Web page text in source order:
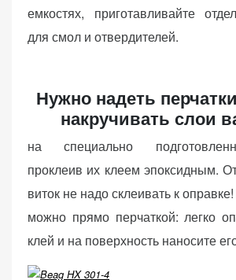
емкостях, приготавливайте
для смол и отвердителей.
Нужно надеть
накручивать слои
на специально
проклеив их клеем эпоксидным.
виток не надо склеивать к
можно прямо перчаткой: легко
клей и на поверхность наносите